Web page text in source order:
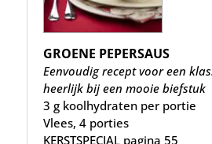
GROENE PEPERSAUS
Eenvoudig recept voor een
heerlijk bij een mooie biefstuk
3 g koolhydraten per portie
Vlees, 4 porties
KERSTSPECIAL pagina 55